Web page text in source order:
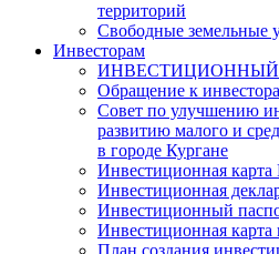
территорий
Свободные земельные
Инвесторам
Обращение к
Совет по улучшению
развитию малого и
в городе Кургане
Инвестиционная карта
Инвестиционная
Инвестиционный
Инвестиционная карта
План создания